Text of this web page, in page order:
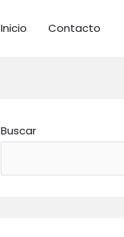
Inicio Contacto
Buscar